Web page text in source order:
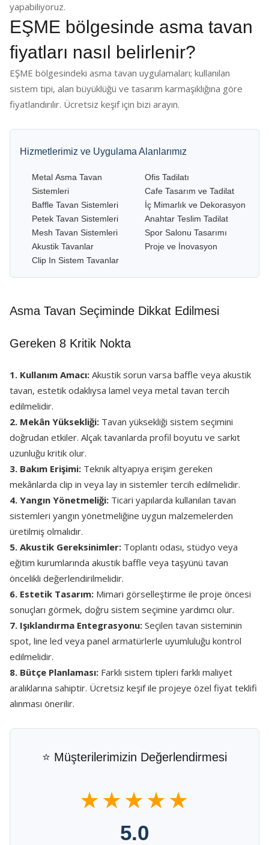
yapabiliyoruz.
EŞME bölgesinde asma tavan
fiyatları nasıl belirlenir?
EŞME bölgesindeki asma tavan uygulamaları; kullanılan
sistem tipi, alan büyüklüğü ve tasarım karmaşıklığına göre
fiyatlandırılır. Ücretsiz keşif için bizi arayın.
Hizmetlerimiz ve Uygulama Alanlarımız
Metal Asma Tavan
Sistemleri
Baffle Tavan Sistemleri
Petek Tavan Sistemleri
Mesh Tavan Sistemleri
Akustik Tavanlar
Clip In Sistem Tavanlar
Ofis Tadilatı
Cafe Tasarım ve Tadilat
İç Mimarlık ve Dekorasyon
Anahtar Teslim Tadilat
Spor Salonu Tasarımı
Proje ve İnovasyon
Asma Tavan Seçiminde Dikkat Edilmesi
Gereken 8 Kritik Nokta
1. Kullanım Amacı: Akustik sorun varsa baffle veya akustik
tavan, estetik odaklıysa lamel veya metal tavan tercih
edilmelidir.
2. Mekân Yüksekliği: Tavan yüksekliği sistem seçimini
doğrudan etkiler. Alçak tavanlarda profil boyutu ve sarkıt
uzunluğu kritik olur.
3. Bakım Erişimi: Teknik altyapıya erişim gereken
mekânlarda clip in veya lay in sistemler tercih edilmelidir.
4. Yangın Yönetmeliği: Ticari yapılarda kullanılan tavan
sistemleri yangın yönetmeliğine uygun malzemelerden
üretilmiş olmalıdır.
5. Akustik Gereksinimler: Toplantı odası, stüdyo veya
eğitim kurumlarında akustik baffle veya taşyünü tavan
öncelikli değerlendirilmelidir.
6. Estetik Tasarım: Mimari görselleştirme ile proje öncesi
sonuçları görmek, doğru sistem seçimine yardımcı olur.
7. Işıklandırma Entegrasyonu: Seçilen tavan sisteminin
spot, line led veya panel armatürlerle uyumluluğu kontrol
edilmelidir.
8. Bütçe Planlaması: Farklı sistem tipleri farklı maliyet
aralıklarına sahiptir. Ücretsiz keşif ile projeye özel fiyat teklifi
alınması önerilir.
⭐ Müşterilerimizin Değerlendirmesi
★★★★★
5.0